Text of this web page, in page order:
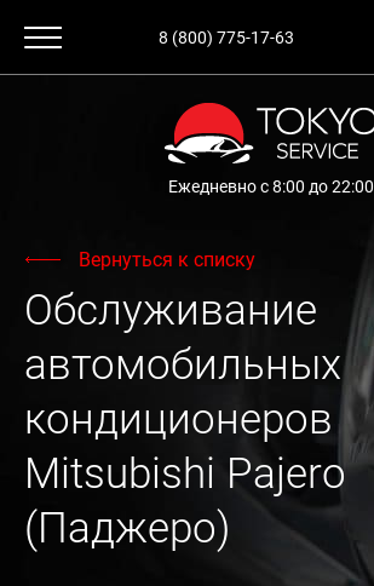
8 (800) 775-17-63
Ежедневно с 8:00 до 22:00
Вернуться к списку
Обслуживание
автомобильных
кондиционеров
Mitsubishi Pajero
(Паджеро)